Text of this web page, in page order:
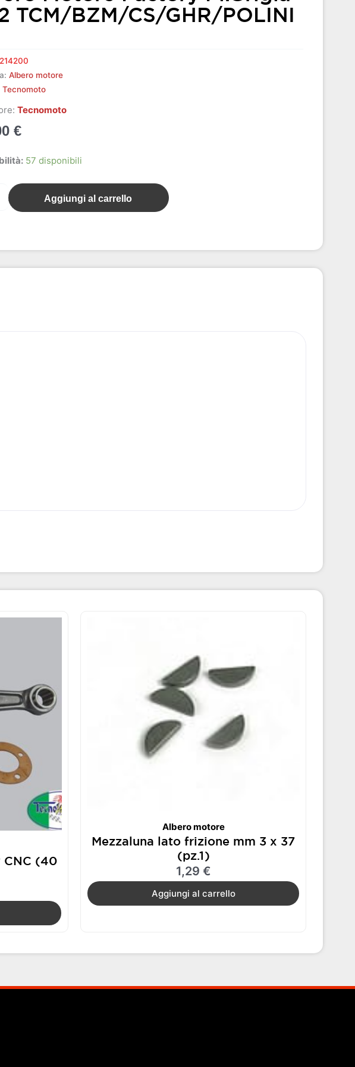
TCM/BZM/CS/GHR/POLINI
Albero motore
Tecnomoto
Tecnomoto
€
57 disponibili
Aggiungi al carrello
(40
Albero motore
Mezzaluna lato frizione mm 3 x 37
(pz.1)
1,29 €
Aggiungi al carrello